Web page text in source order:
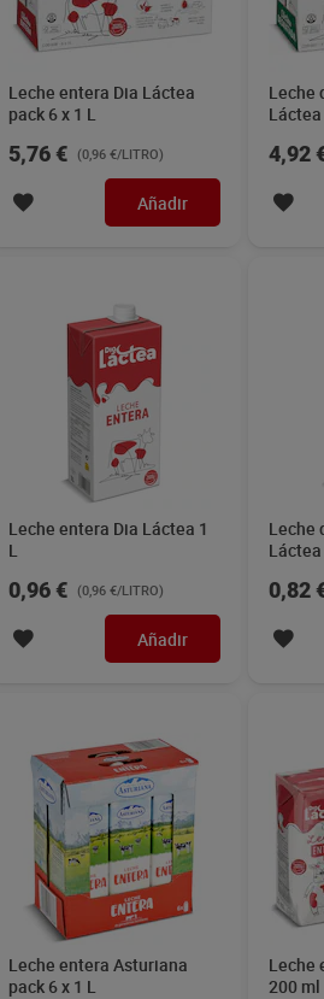
Leche entera Dia Láctea
pack 6 x 1 L
5,76 € (0,96 €/LITRO)
Añadir
Leche
4,92
Leche entera Dia Láctea 1
L
0,96 € (0,96 €/LITRO)
Añadir
Leche
0,82
Leche entera Asturiana
pack 6 x 1 L
Leche
200 ml